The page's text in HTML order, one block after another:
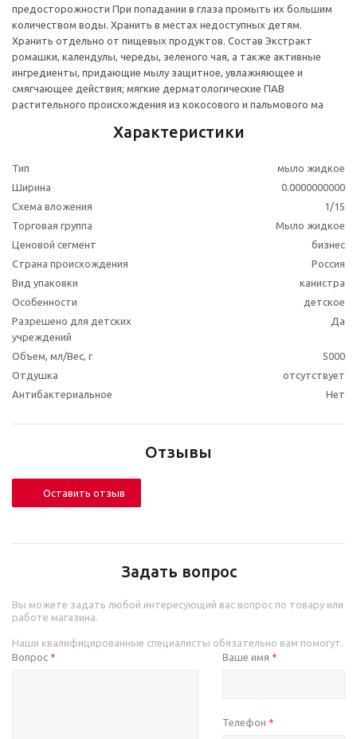
предосторожности При попадании в глаза промыть их большим
количеством воды. Хранить в местах недоступных детям.
Хранить отдельно от пищевых продуктов. Состав Экстракт
ромашки, календулы, череды, зеленого чая, а также активные
ингредиенты, придающие мылу защитное, увлажняющее и
смягчающее действия; мягкие дерматологические ПАВ
растительного происхождения из кокосового и пальмового ма
Характеристики
Тип
мыло жидкое
Ширина
0.0000000000
Схема вложения
1/15
Торговая группа
Мыло жидкое
Ценовой сегмент
бизнес
Страна происхождения
Россия
Вид упаковки
канистра
Особенности
детское
Разрешено для детских
учреждений
Да
Объем, мл/Вес, г
5000
Отдушка
отсутствует
Антибактериальное
Нет
Отзывы
Оставить отзыв
Задать вопрос
Вы можете задать любой интересующий вас вопрос по товару или
работе магазина.
Наши квалифицированные специалисты обязательно вам помогут.
Вопрос * Ваше имя *
Телефон *